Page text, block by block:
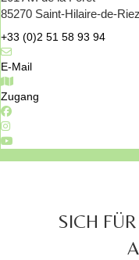
85270 Saint-Hilaire-de-Riez
+33 (0)2 51 58 93 94
E-Mail
Zugang
SICH